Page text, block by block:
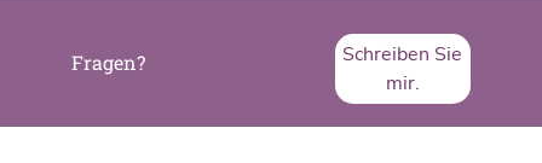
Fragen?
Schreiben Sie
mir.